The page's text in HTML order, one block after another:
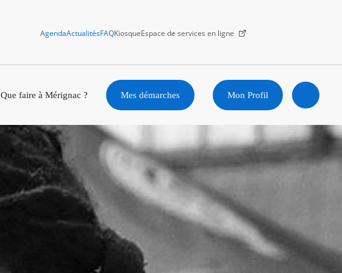
AgendaActualitésFAQKiosqueEspace de services en ligne
Que faire à Mérignac ? Mes démarches Mon Profil
Ouvrir
la